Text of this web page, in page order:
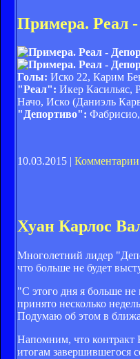
Примера. Реал
Голы: Иско 22, Карим
"Реал": Икер Касильяс,
Начо, Иско (Даниэль
"Депортиво":
10.03.2015 |
Хуан Карлос
Многолетний лидер
что больше не будет
"С этого дня я больше
принято несколько
Подумаю об этом в
Напомним, что контракт
итогам завершившегося